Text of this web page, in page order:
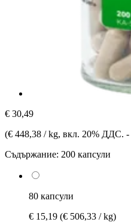
€ 30,49
(€ 448,38 / kg, вкл. 20% ДДС. -
Съдържание: 200 капсули
80 капсули
€ 15,19 (€ 506,33 / kg)